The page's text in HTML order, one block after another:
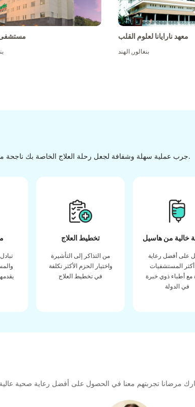
معهد نارايانا لعلوم القلب
بنغالور,الهند
جرب عملية سهلة وشفافة لجعل رحلة العلاج الخاصة بك ناجحة من الاكتشاف إلى التفريغ من خلال عملية سهلة وسلسة.
تخطيط العلاج
من التذاكر إلى التأشيرة
واختيار الحزم الأكثر تكلفة
في تخطيط العلاج
خالية من هاسيل
على أفضل رعاية
المستشفيات
أطباء ذوي خبرة
في الدولة